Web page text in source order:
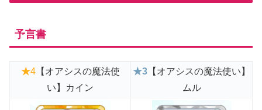
予言書
★4【オアシスの魔法使
い】カイン
★3 【オアシスの魔法使い】
ムル